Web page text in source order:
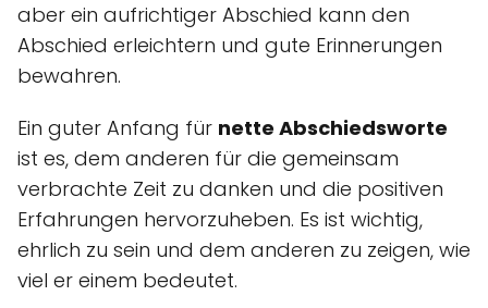
aber ein aufrichtiger Abschied kann den
Abschied erleichtern und gute Erinnerungen
bewahren.
Ein guter Anfang für nette Abschiedsworte
ist es, dem anderen für die gemeinsam
verbrachte Zeit zu danken und die positiven
Erfahrungen hervorzuheben. Es ist wichtig,
ehrlich zu sein und dem anderen zu zeigen, wie
viel er einem bedeutet.